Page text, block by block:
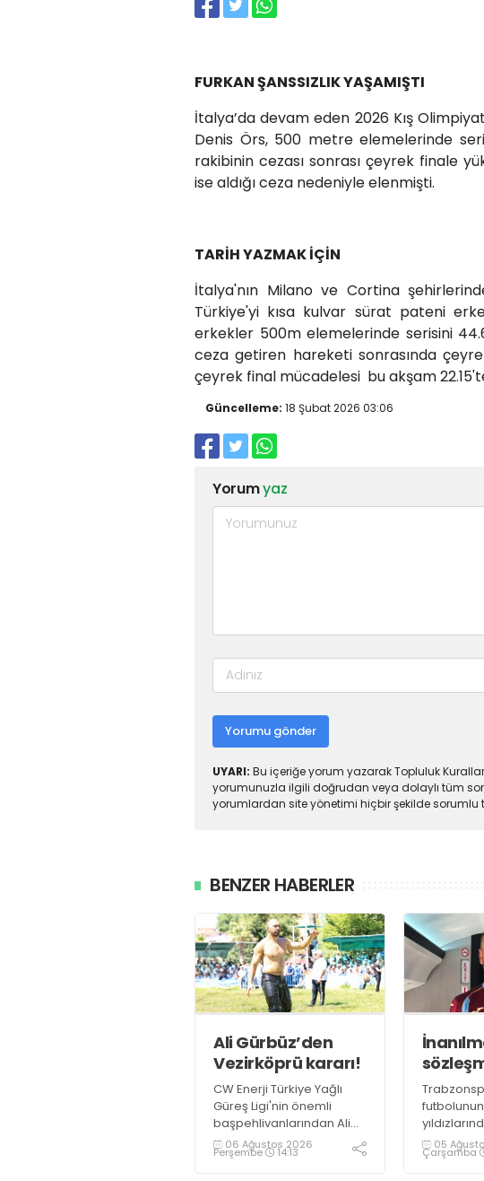
FURKAN ŞANSSIZLIK YAŞAMIŞTI
İtalya’da devam eden 2026 Kış
Denis Örs, 500 metre elemelerinde
rakibinin cezası sonrası çeyrek finale
ise aldığı ceza nedeniyle elenmişti.
TARİH YAZMAK İÇİN
İtalya'nın Milano ve Cortina
Türkiye'yi kısa kulvar sürat pateni
erkekler 500m elemelerinde serisini
ceza getiren hareketi sonrasında
çeyrek final mücadelesi bu akşam
Güncelleme: 18 Şubat 2026 03:06
Yorumyaz
Yorumu gönder
UYARI: Bu içeriğe yorum yazarak Topluluk
yorumunuzla ilgili doğrudan veya dolaylı tüm
yorumlardan site yönetimi hiçbir şekilde sorumlu
BENZER HABERLER
Ali Gürbüz’den
Vezirköprü kararı!
CW Enerji Türkiye Yağlı
Güreş Ligi'nin önemli
başpehlivanlarından Ali
Gürbüz, Samsun
Vezirköprü'de
06 Ağustos 2026
Perşembe 14:13
Salah ile
vardı.
05
Çarşamba